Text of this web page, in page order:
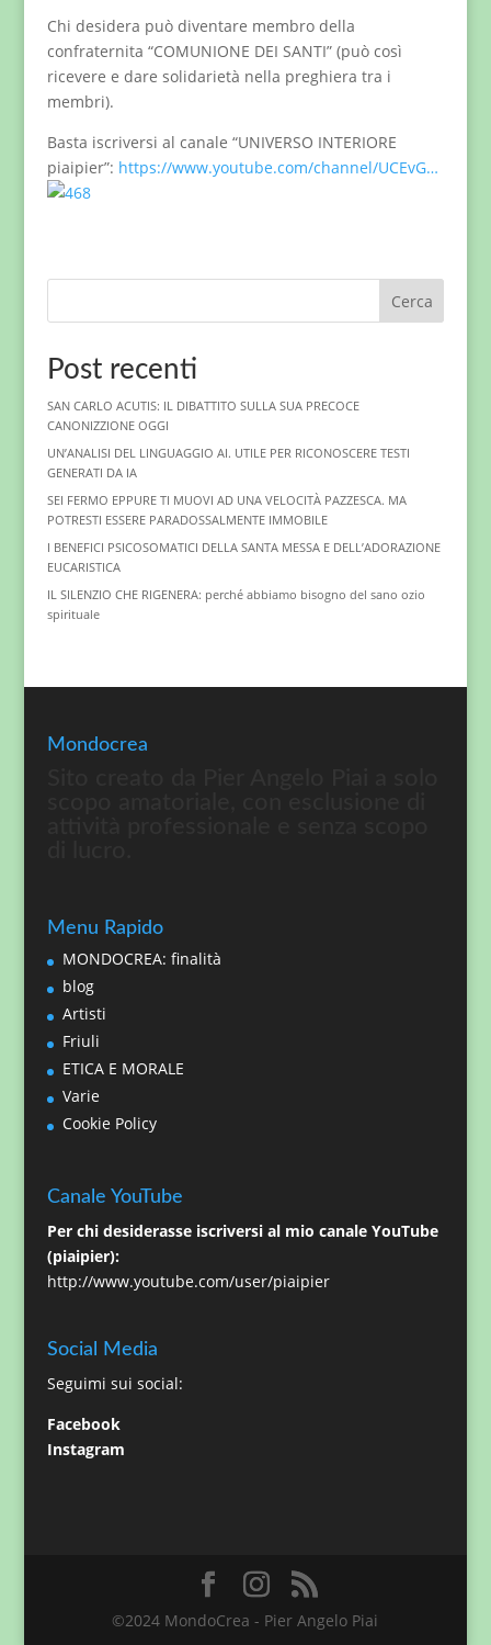
Chi desidera può diventare membro della
confraternita “COMUNIONE DEI SANTI” (può così
ricevere e dare solidarietà nella preghiera tra i
membri).
Basta iscriversi al canale “UNIVERSO INTERIORE
piaipier”: https://www.youtube.com/channel/UCEvG…
Cerca
Post recenti
SAN CARLO ACUTIS: IL DIBATTITO SULLA SUA PRECOCE
CANONIZZIONE OGGI
UN’ANALISI DEL LINGUAGGIO AI. UTILE PER RICONOSCERE TESTI
GENERATI DA IA
SEI FERMO EPPURE TI MUOVI AD UNA VELOCITÀ PAZZESCA. MA
POTRESTI ESSERE PARADOSSALMENTE IMMOBILE
I BENEFICI PSICOSOMATICI DELLA SANTA MESSA E DELL’ADORAZIONE
EUCARISTICA
IL SILENZIO CHE RIGENERA: perché abbiamo bisogno del sano ozio
spirituale
Mondocrea
Menu Rapido
MONDOCREA: finalità
blog
Artisti
Friuli
ETICA E MORALE
Varie
Cookie Policy
Canale YouTube
Per chi desiderasse iscriversi al mio canale YouTube
(piaipier):
http://www.youtube.com/user/piaipier
Social Media
Seguimi sui social:
Facebook
Instagram
©2024 MondoCrea - Pier Angelo Piai